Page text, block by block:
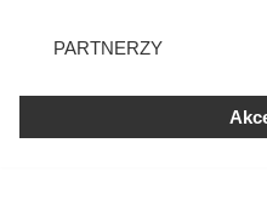
zmienić/wycofać klikając
znajdujący się w lewym
rodzaje przetwarzania
użytkownika, ale masz
przetwarzaniu. Preferencje
PARTNERZY